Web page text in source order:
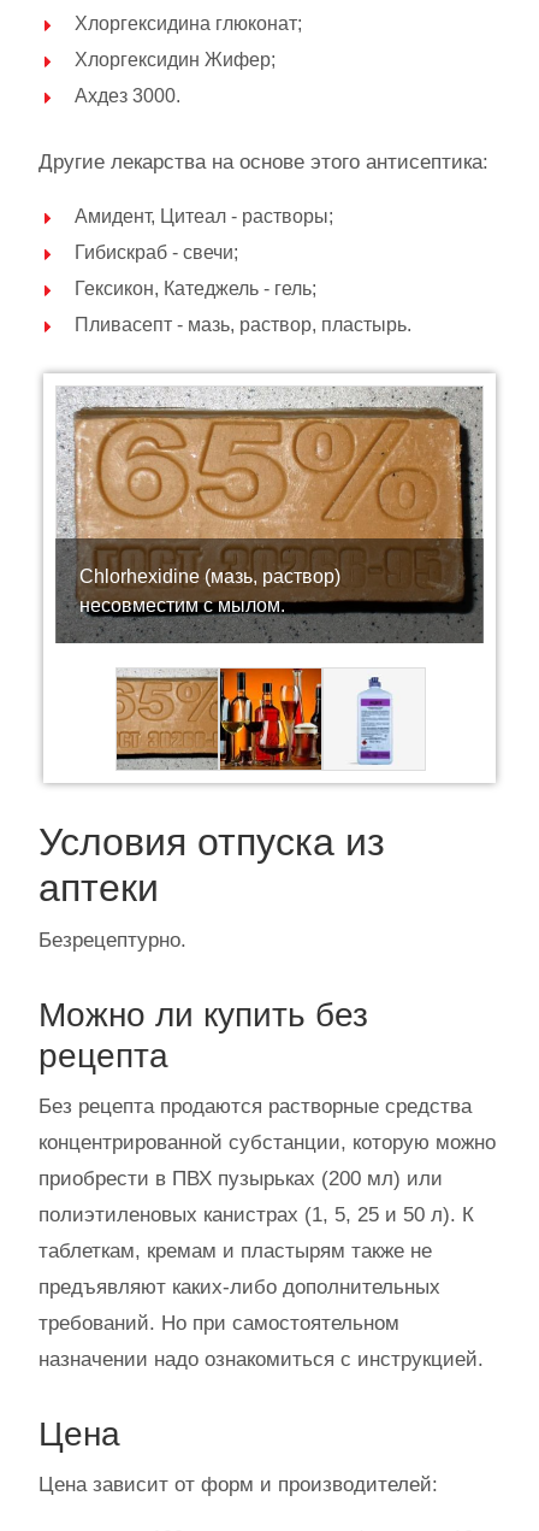
Хлоргексидина глюконат;
Хлоргексидин Жифер;
Ахдез 3000.
Другие лекарства на основе этого антисептика:
Амидент, Цитеал - растворы;
Гибискраб - свечи;
Гексикон, Катеджель - гель;
Пливасепт - мазь, раствор, пластырь.
Сhlorhexidine (мазь, раствор)
несовместим с мылом.
Условия отпуска из
аптеки
Безрецептурно.
Можно ли купить без
рецепта
Без рецепта продаются растворные средства
концентрированной субстанции, которую можно
приобрести в ПВХ пузырьках (200 мл) или
полиэтиленовых канистрах (1, 5, 25 и 50 л). К
таблеткам, кремам и пластырям также не
предъявляют каких-либо дополнительных
требований. Но при самостоятельном
назначении надо ознакомиться с инструкцией.
Цена
Цена зависит от форм и производителей: